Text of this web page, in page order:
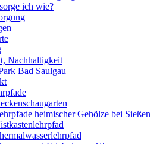
ich wie?
Nachhaltigkeit
Bad Saulgau
heimischer Gehölze bei Sießen